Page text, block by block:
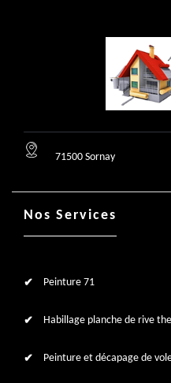
71500 Sornay
Nos Services
Peinture 71
Habillage planche de rive
Peinture et décapage de